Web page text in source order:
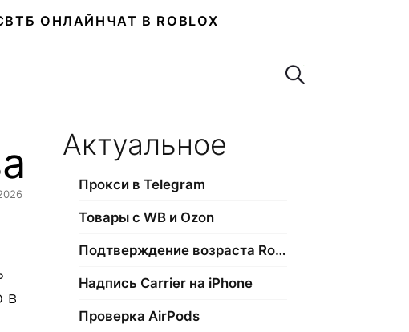
ВТБ ОНЛАЙН ЧАТ В ROBLOX
Поиск по сайту
в
Актуальное
Прокси в Telegram
Товары с WB и Ozon
Подтверждение возраста Roblox
Надпись Carrier на iPhone
Проверка AirPods